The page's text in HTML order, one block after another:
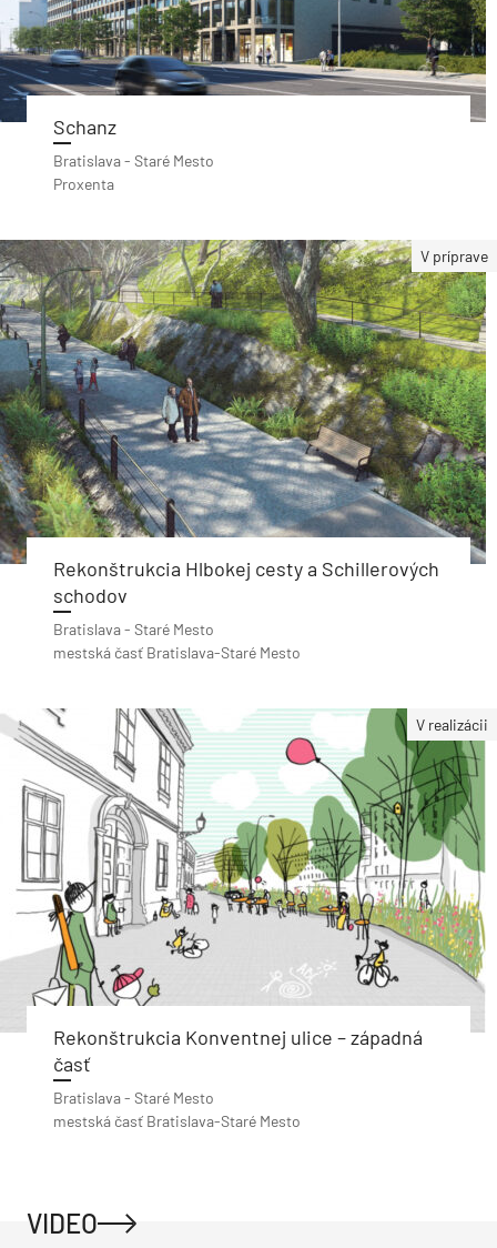
Schanz
Bratislava - Staré Mesto
Proxenta
V príprave
Rekonštrukcia Hlbokej cesty a Schillerových
schodov
Bratislava - Staré Mesto
mestská časť Bratislava-Staré Mesto
V realizácii
Rekonštrukcia Konventnej ulice – západná
časť
Bratislava - Staré Mesto
mestská časť Bratislava-Staré Mesto
VIDEO